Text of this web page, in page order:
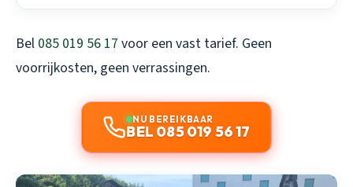
Bel 085 019 56 17 voor een vast tarief. Geen
voorrijkosten, geen verrassingen.
NU BEREIKBAAR
BEL 085 019 56 17